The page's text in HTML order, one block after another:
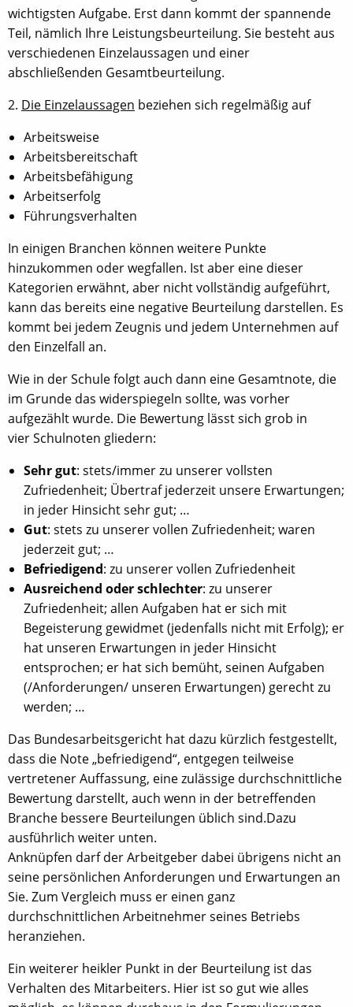
wichtigsten Aufgabe. Erst dann kommt der spannende
Teil, nämlich Ihre Leistungsbeurteilung. Sie besteht aus
verschiedenen Einzelaussagen und einer
abschließenden Gesamtbeurteilung.
2. Die Einzelaussagen beziehen sich regelmäßig auf
Arbeitsweise
Arbeitsbereitschaft
Arbeitsbefähigung
Arbeitserfolg
Führungsverhalten
In einigen Branchen können weitere Punkte
hinzukommen oder wegfallen. Ist aber eine dieser
Kategorien erwähnt, aber nicht vollständig aufgeführt,
kann das bereits eine negative Beurteilung darstellen. Es
kommt bei jedem Zeugnis und jedem Unternehmen auf
den Einzelfall an.
Wie in der Schule folgt auch dann eine Gesamtnote, die
im Grunde das widerspiegeln sollte, was vorher
aufgezählt wurde. Die Bewertung lässt sich grob in
vier Schulnoten gliedern:
Sehr gut: stets/immer zu unserer vollsten
Zufriedenheit; Übertraf jederzeit unsere Erwartungen;
in jeder Hinsicht sehr gut; …
Gut: stets zu unserer vollen Zufriedenheit; waren
jederzeit gut; …
Befriedigend: zu unserer vollen Zufriedenheit
Ausreichend oder schlechter: zu unserer
Zufriedenheit; allen Aufgaben hat er sich mit
Begeisterung gewidmet (jedenfalls nicht mit Erfolg); er
hat unseren Erwartungen in jeder Hinsicht
entsprochen; er hat sich bemüht, seinen Aufgaben
(/Anforderungen/ unseren Erwartungen) gerecht zu
werden; …
Das Bundesarbeitsgericht hat dazu kürzlich festgestellt,
dass die Note „befriedigend“, entgegen teilweise
vertretener Auffassung, eine zulässige durchschnittliche
Bewertung darstellt, auch wenn in der betreffenden
Branche bessere Beurteilungen üblich sind.Dazu
ausführlich weiter unten.
Anknüpfen darf der Arbeitgeber dabei übrigens nicht an
seine persönlichen Anforderungen und Erwartungen an
Sie. Zum Vergleich muss er einen ganz
durchschnittlichen Arbeitnehmer seines Betriebs
heranziehen.
Ein weiterer heikler Punkt in der Beurteilung ist das
Verhalten des Mitarbeiters. Hier ist so gut wie alles